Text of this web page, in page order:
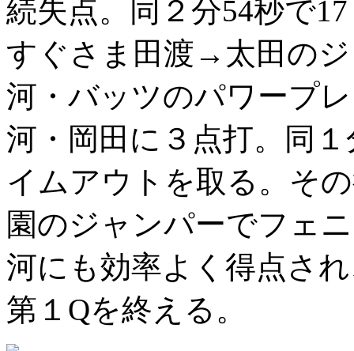
続失点。同２分54秒で
すぐさま田渡→太田の
河・バッツのパワープ
河・岡田に３点打。同
イムアウトを取る。そ
園のジャンパーでフェ
河にも効率よく得点さ
第１Qを終える。